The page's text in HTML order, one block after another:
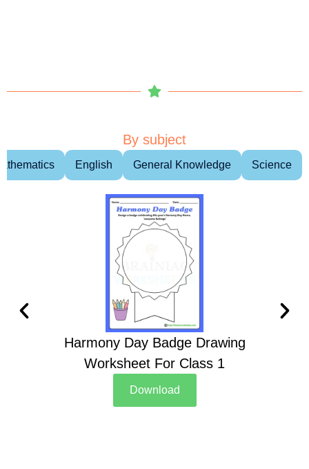
By subject
English General Knowledge Science
Harmony Day Badge Drawing
Worksheet For Class 1
Download